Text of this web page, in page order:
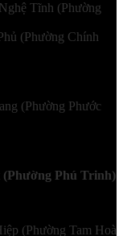
Tĩnh (Phường
(Phường Chính
(Phường Phước
Phú Trinh)
(Phường Tam Hoà